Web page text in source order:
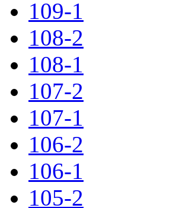
109-1
108-2
108-1
107-2
107-1
106-2
106-1
105-2